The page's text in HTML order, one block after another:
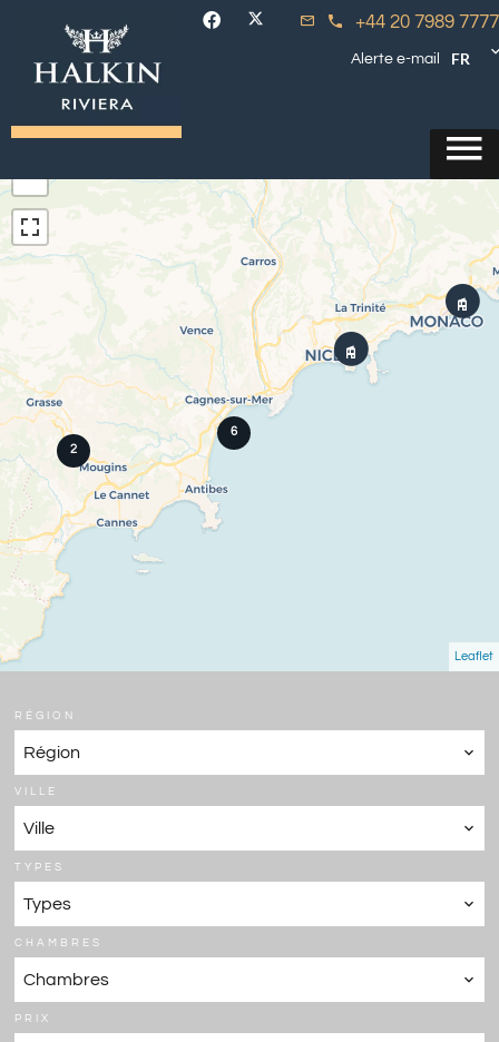
+44 20 7989 7777
Alerte e-mail FR
2
6
+
−
Leaflet
RÉGION
Région
VILLE
Ville
TYPES
Types
CHAMBRES
Chambres
PRIX